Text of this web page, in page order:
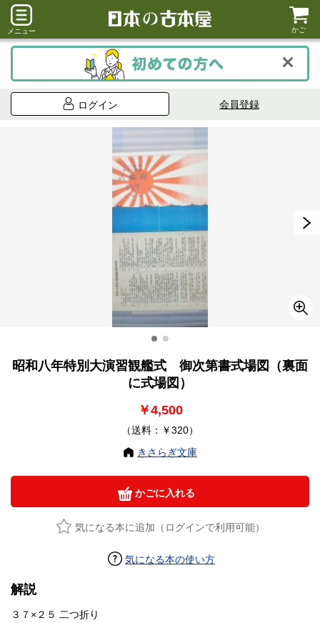
メニュー かご
ログイン 会員登録
昭和八年特別大演習観艦式 御次第書式場図（裏面
に式場図）
￥4,500
（送料：￥320）
きさらぎ文庫
かごに入れる
気になる本に追加（ログインで利用可能）
気になる本の使い方
解説
３７×２５ 二つ折り